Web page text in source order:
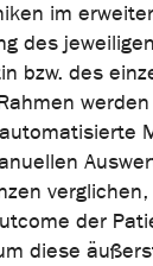
im
des
bzw. des
der
diese